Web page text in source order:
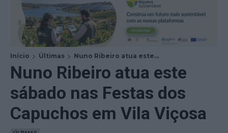
Início Últimas Nuno Ribeiro atua este...
Nuno Ribeiro atua este
sábado nas Festas dos
Capuchos em Vila Viçosa